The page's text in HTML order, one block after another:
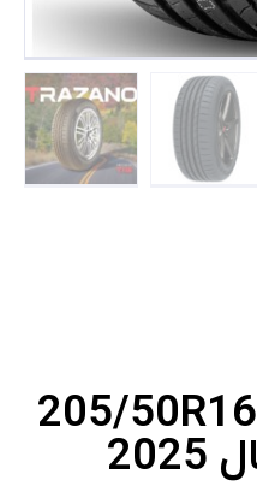
لاستیک ترازانو 205/50R16